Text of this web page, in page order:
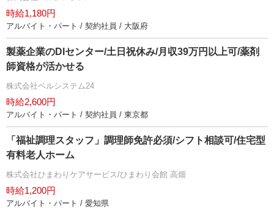
時給1,180円
アルバイト・パート / 契約社員 / 大阪府
製薬企業のDIセンター/土日祝休み/月収39万円以上可/薬剤
師資格が活かせる
株式会社ベルシステム24
時給2,600円
アルバイト・パート / 契約社員 / 東京都
「福祉調理スタッフ」調理師免許必須/シフト相談可/住宅型
有料老人ホーム
株式会社ひまわりケアサービス/ひまわり会館 高畑
時給1,200円
アルバイト・パート / 愛知県